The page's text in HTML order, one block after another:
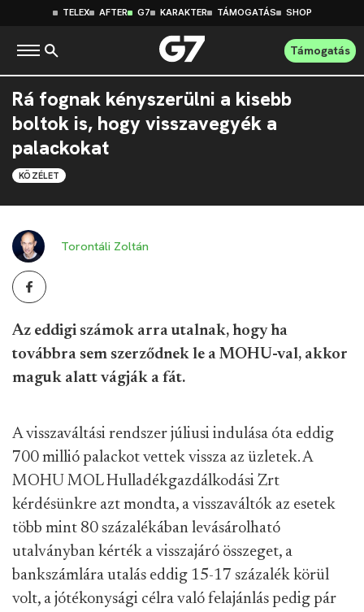
TELEX AFTER G7 KARAKTER TÁMOGATÁS SHOP
Támogatás
Rá fognak kényszerülni a kisebb
boltok is, hogy visszavegyék a
palackokat
KÖZÉLET
Torontáli Zoltán
Az eddigi számok arra utalnak, hogy ha
továbbra sem szerződnek le a MOHU-val, akkor
maguk alatt vágják a fát.
A visszaváltási rendszer júliusi indulása óta eddig
700 millió palackot vettek vissza az üzletek. A
MOHU MOL Hulladékgazdálkodási Zrt
kérdésünkre azt mondta, a visszaváltók az esetek
több mint 80 százalékában levásárolható
utalványban kérték a visszajáró összeget, a
bankszámlára utalás eddig 15-17 százalék körül
volt, a jótékonysági célra való felajánlás pedig pár